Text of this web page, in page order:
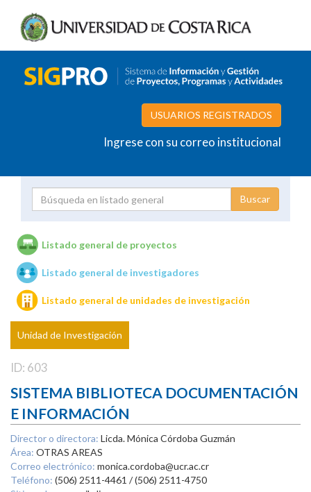
USUARIOS REGISTRADOS
Ingrese con su correo institucional
Unidades de investigación
Listado general de proyectos
Listado general de investigadores
Listado general de unidades de investigación
Unidad de Investigación
ID: 603
SISTEMA BIBLIOTECA DOCUMENTACIÓN
E INFORMACIÓN
Director o directora: Licda. Mónica Córdoba Guzmán
Área: OTRAS AREAS
Correo electrónico: monica.cordoba@ucr.ac.cr
Teléfono: (506) 2511-4461 / (506) 2511-4750